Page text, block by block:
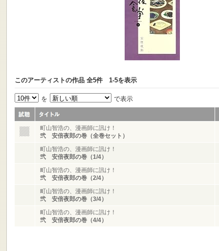
このアーティストの作品 全5件 1-5を表示
を で表示
町山智浩の、漫画師に訊け！
弐 安倍夜郎の巻（全巻セット）
町山智浩の、漫画師に訊け！
弐 安倍夜郎の巻（1/4）
町山智浩の、漫画師に訊け！
弐 安倍夜郎の巻（2/4）
町山智浩の、漫画師に訊け！
弐 安倍夜郎の巻（3/4）
町山智浩の、漫画師に訊け！
弐 安倍夜郎の巻（4/4）